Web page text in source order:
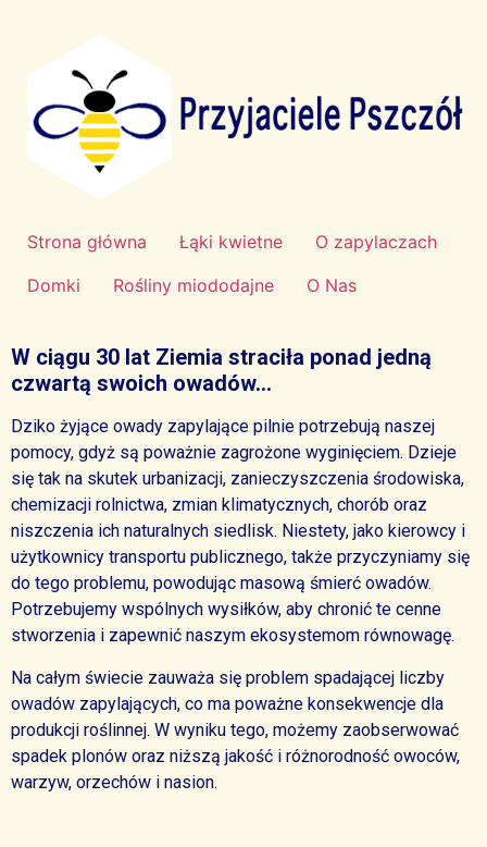
Strona główna Łąki kwietne
O zapylaczach
Domki
Rośliny miododajne O Nas
W ciągu 30 lat Ziemia straciła ponad jedną
czwartą swoich owadów…
Dziko żyjące owady zapylające pilnie potrzebują naszej
pomocy, gdyż są poważnie zagrożone wyginięciem. Dzieje
się tak na skutek urbanizacji, zanieczyszczenia środowiska,
chemizacji rolnictwa, zmian klimatycznych, chorób oraz
niszczenia ich naturalnych siedlisk. Niestety, jako kierowcy i
użytkownicy transportu publicznego, także przyczyniamy się
do tego problemu, powodując masową śmierć owadów.
Potrzebujemy wspólnych wysiłków, aby chronić te cenne
stworzenia i zapewnić naszym ekosystemom równowagę.
Na całym świecie zauważa się problem spadającej liczby
owadów zapylających, co ma poważne konsekwencje dla
produkcji roślinnej. W wyniku tego, możemy zaobserwować
spadek plonów oraz niższą jakość i różnorodność owoców,
warzyw, orzechów i nasion.